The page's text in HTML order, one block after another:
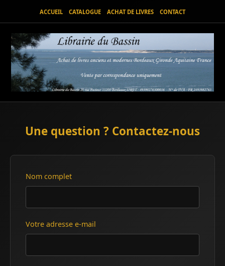
ACCUEIL CATALOGUE ACHAT DE LIVRES CONTACT
Une question ? Contactez-nous
Nom complet
Votre adresse e-mail